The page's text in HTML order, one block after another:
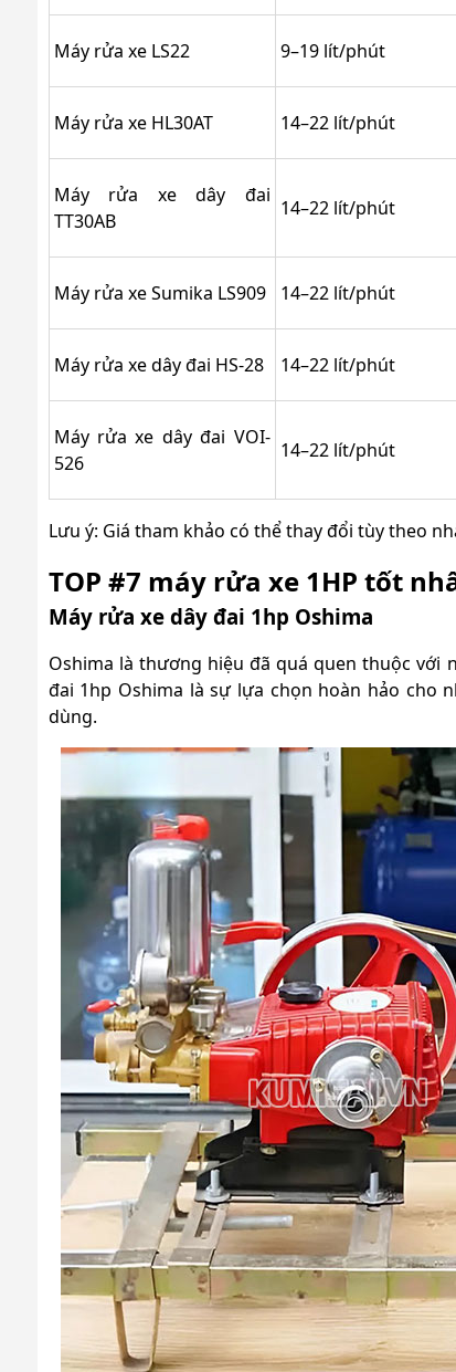
Máy rửa xe LS22 9–19 lít/phút
Máy rửa xe HL30AT 14–22 lít/phút
Máy rửa xe dây đai
TT30AB
14–22 lít/phút
Máy rửa xe Sumika LS909 14–22 lít/phút
Máy rửa xe dây đai HS-28 14–22 lít/phút
Máy rửa xe dây đai VOI-
526
14–22 lít/phút
Lưu ý: Giá tham khảo có thể thay đổi tùy theo
TOP #7 máy rửa xe 1HP tốt
Máy rửa xe dây đai 1hp Oshima
Oshima là thương hiệu đã quá quen thuộc
đai 1hp Oshima là sự lựa chọn hoàn hảo cho
dùng.